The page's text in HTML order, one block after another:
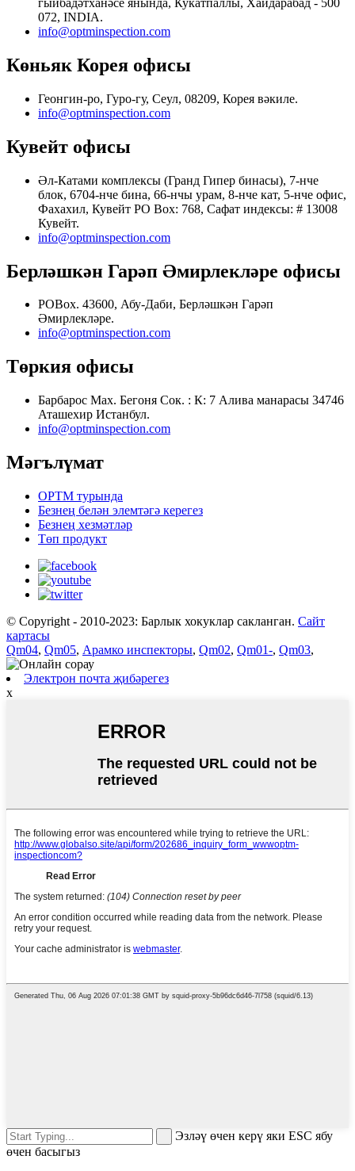
гыйбадәтханәсе янында, Кукатпаллы, Хайдарабад - 500
072, INDIA.
info@optminspection.com
Көньяк Корея офисы
Геонгин-ро, Гуро-гу, Сеул, 08209, Корея вәкиле.
info@optminspection.com
Кувейт офисы
Әл-Катами комплексы (Гранд Гипер бинасы), 7-нче
блок, 6704-нче бина, 66-нчы урам, 8-нче кат, 5-нче офис,
Фахахил, Кувейт PO Box: 768, Сафат индексы: # 13008
Кувейт.
info@optminspection.com
Берләшкән Гарәп Әмирлекләре офисы
POBox. 43600, Абу-Даби, Берләшкән Гарәп
Әмирлекләре.
info@optminspection.com
Төркия офисы
Барбарос Мах. Бегоня Сок. : К: 7 Алива манарасы 34746
Аташехир Истанбул.
info@optminspection.com
Мәгълүмат
OPTM турында
Безнең белән элемтәгә керегез
Безнең хезмәтләр
Төп продукт
© Copyright - 2010-2023: Барлык хокуклар сакланган. Сайт
картасы
Qm04, Qm05, Арамко инспекторы, Qm02, Qm01-, Qm03,
Электрон почта җибәрегез
x
Эзләү өчен керү яки ESC ябу
өчен басыгыз